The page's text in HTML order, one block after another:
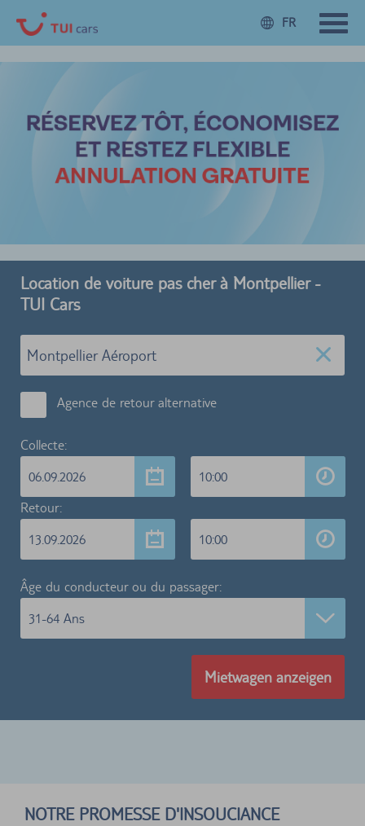
FR
Location de voiture pas cher à Montpellier -
TUI Cars
Agence de retour alternative
Collecte:
06.09.2026
10:00
Retour:
13.09.2026
10:00
Âge du conducteur ou du passager:
31-64 Ans
Mietwagen anzeigen
NOTRE PROMESSE D'INSOUCIANCE